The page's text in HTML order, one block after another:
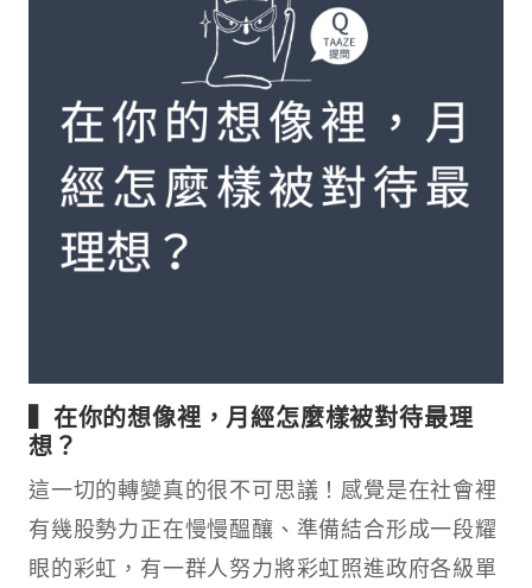
▍在你的想像裡，月經怎麼樣被對待最理
想？
這一切的轉變真的很不可思議！感覺是在社會裡
有幾股勢力正在慢慢醞釀、準備結合形成一段耀
眼的彩虹，有一群人努力將彩虹照進政府各級單